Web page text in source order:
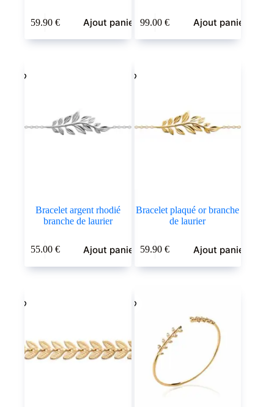
59.90 € Ajout panier 99.00€ Ajout panier
Bracelet argent rhodié
branche de laurier
55.00 € Ajout panier
Bracelet plaqué or branche
de laurier
59.90€ Ajout panier